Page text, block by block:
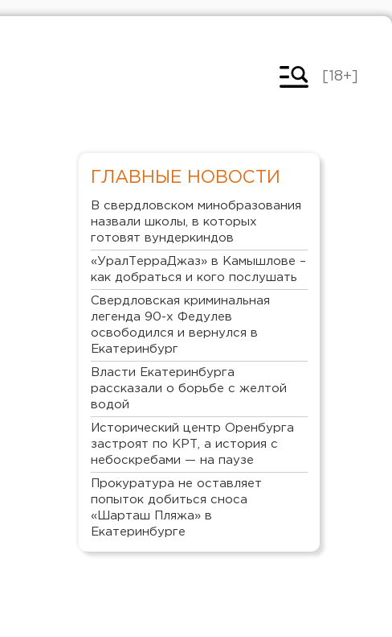
[18+]
ГЛАВНЫЕ НОВОСТИ
В свердловском минобразования
назвали школы, в которых
готовят вундеркиндов
«УралТерраДжаз» в Камышлове –
как добраться и кого послушать
Свердловская криминальная
легенда 90-х Федулев
освободился и вернулся в
Екатеринбург
Власти Екатеринбурга
рассказали о борьбе с желтой
водой
Исторический центр Оренбурга
застроят по КРТ, а история с
небоскребами — на паузе
Прокуратура не оставляет
попыток добиться сноса
«Шарташ Пляжа» в
Екатеринбурге